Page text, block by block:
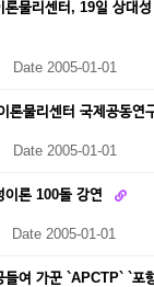
론물리센터, 19일 상대
Date 2005-01-01
론물리센터 국제공동연
Date 2005-01-01
이론 100돌 강연
Date 2005-01-01
들여 가꾼 `APCTP` `포